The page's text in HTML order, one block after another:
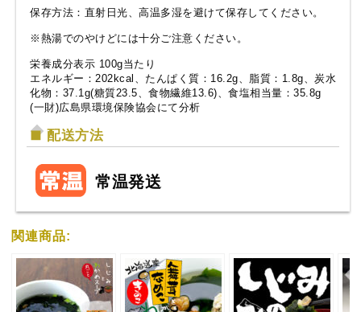
保存方法：直射日光、高温多湿を避けて保存してください。
※熱湯でのやけどには十分ご注意ください。
栄養成分表示 100g当たり
エネルギー：202kcal、たんぱく質：16.2g、脂質：1.8g、炭水
化物：37.1g(糖質23.5、食物繊維13.6)、食塩相当量：35.8g
(一財)広島県環境保険協会にて分析
配送方法
常温発送
関連商品: